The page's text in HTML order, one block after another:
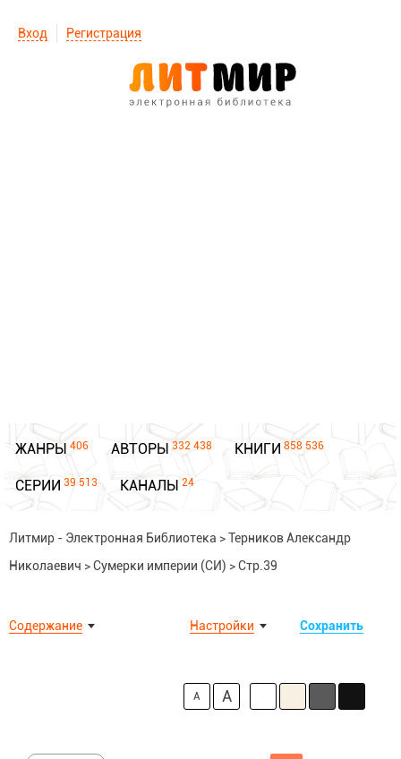
Вход Регистрация
ЖАНРЫ 406 АВТОРЫ 332 438 КНИГИ 858 536
СЕРИИ 39 513 КАНАЛЫ 24
Литмир - Электронная Библиотека >Терников Александр
Николаевич >Сумерки империи (СИ) >Стр.39
Содержание Сохранить
Настройки
A A